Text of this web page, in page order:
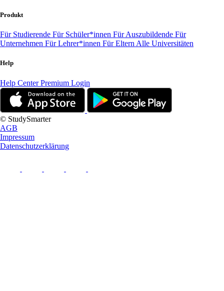
Produkt
Für Studierende Für Schüler*innen Für Auszubildende Für
Unternehmen Für Lehrer*innen Für Eltern Alle Universitäten
Help
Help CenterPremium Login
© StudySmarter
AGB
Impressum
Datenschutzerklärung